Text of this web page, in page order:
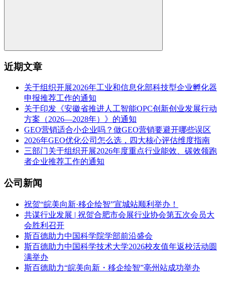
近期文章
关于组织开展2026年工业和信息化部科技型企业孵化器
申报推荐工作的通知
关于印发《安徽省推进人工智能OPC创新创业发展行动
方案（2026—2028年）》的通知
GEO营销适合小企业吗？做GEO营销要避开哪些误区
2026年GEO优化公司怎么选，四大核心评估维度指南
三部门关于组织开展2026年度重点行业能效、碳效领跑
者企业推荐工作的通知
公司新闻
祝贺“皖美向新·移企绘智”宣城站顺利举办！
共谋行业发展 | 祝贺合肥市会展行业协会第五次会员大
会胜利召开
斯百德助力中国科学院学部前沿盛会
斯百德助力中国科学技术大学2026校友值年返校活动圆
满举办
斯百德助力“皖美向新・移企绘智”亳州站成功举办